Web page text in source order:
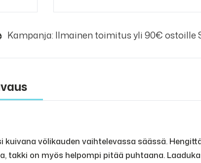
Kampanja: Ilmainen toimitus yli 90€ ostoille
völikauden vaihtelevassa säässä.
on myös helpompi pitää puhtaana.